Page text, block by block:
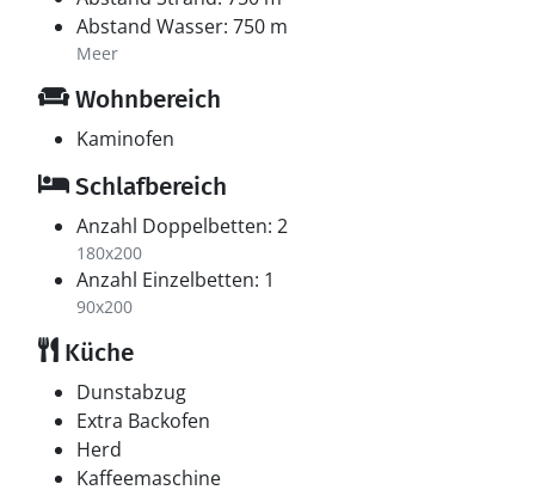
Abstand Wasser: 750 m
Meer
Wohnbereich
Kaminofen
Schlafbereich
Anzahl Doppelbetten: 2
180x200
Anzahl Einzelbetten: 1
90x200
Küche
Dunstabzug
Extra Backofen
Herd
Kaffeemaschine